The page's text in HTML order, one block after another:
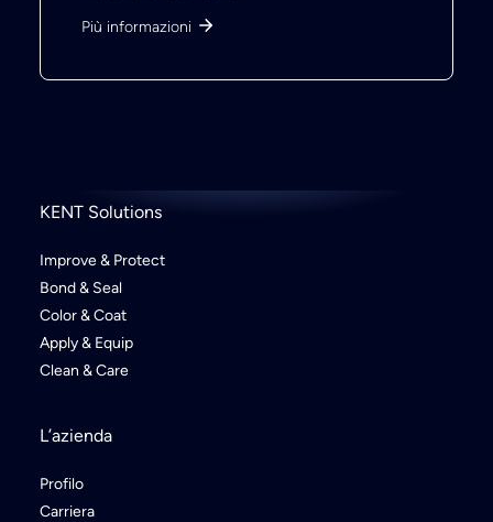
Più informazioni
KENT Solutions
Improve & Protect
Bond & Seal
Color & Coat
Apply & Equip
Clean & Care
L’azienda
Profilo
Carriera